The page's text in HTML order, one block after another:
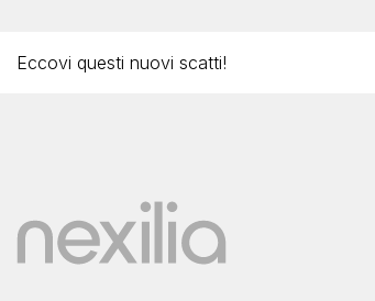
Eccovi questi nuovi scatti!